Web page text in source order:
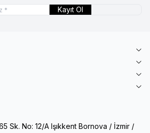
Kayıt Ol
Sk. No: 12/A Işıkkent Bornova / İzmir /